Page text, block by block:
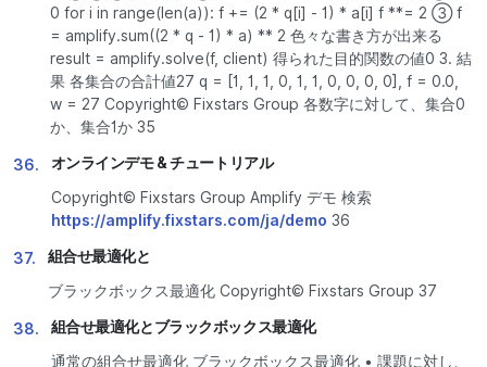
0 for i in range(len(a)): f += (2 * q[i] - 1) * a[i] f **= 2 ③ f
= amplify.sum((2 * q - 1) * a) ** 2 色々な書き方が出来る
result = amplify.solve(f, client) 得られた目的関数の値0 3. 結
果 各集合の合計値27 q = [1, 1, 1, 0, 1, 1, 0, 0, 0, 0], f = 0.0,
w = 27 Copyright© Fixstars Group 各数字に対して、集合0
か、集合1か 35
36.
オンラインデモ & チュートリアル
Copyright© Fixstars Group Amplify デモ 検索
https://amplify.fixstars.com/ja/demo 36
37.
組合せ最適化と
ブラックボックス最適化 Copyright© Fixstars Group 37
38.
組合せ最適化とブラックボックス最適化
通常の組合せ最適化 ブラックボックス最適化 • 課題に対し、